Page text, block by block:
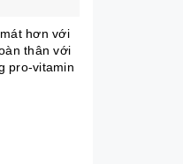
hơn với
thân với
pro-vitamin